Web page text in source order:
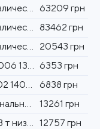
63209 грн
83462 грн
20543 грн
6353 грн
6838 грн
13261 грн
12757 грн